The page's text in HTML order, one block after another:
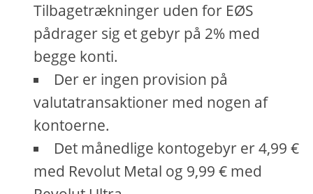
Tilbagetrækninger uden for EØS
pådrager sig et gebyr på 2% med
begge konti.
Der er ingen provision på
valutatransaktioner med nogen af ​​
kontoerne.
Det månedlige kontogebyr er 4,99 €
med Revolut Metal og 9,99 € med